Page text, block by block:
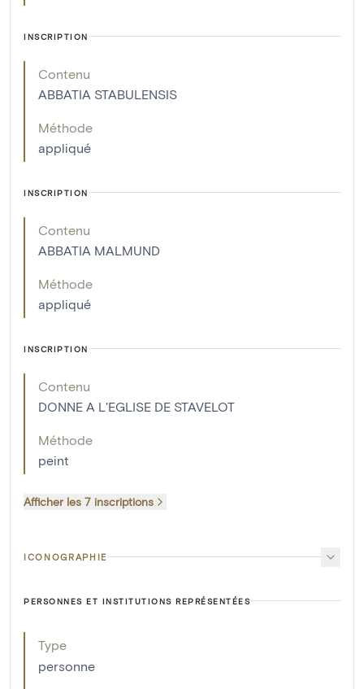
INSCRIPTION
Contenu
ABBATIA STABULENSIS
Méthode
appliqué
INSCRIPTION
Contenu
ABBATIA MALMUND
Méthode
appliqué
INSCRIPTION
Contenu
DONNE A L'EGLISE DE STAVELOT
Méthode
peint
Afficher les 7 inscriptions
ICONOGRAPHIE
PERSONNES ET INSTITUTIONS REPRÉSENTÉES
Type
personne